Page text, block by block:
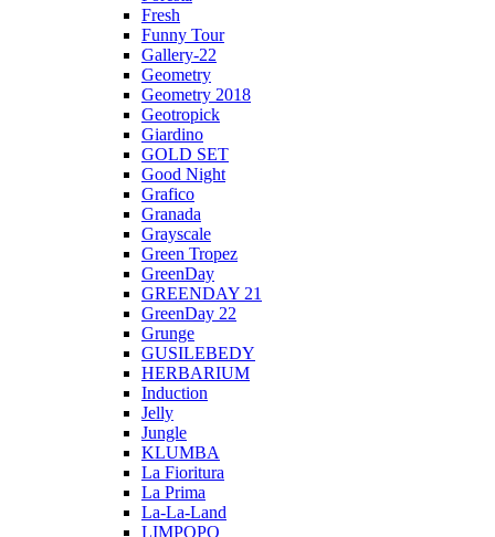
Fresh
Funny Tour
Gallery-22
Geometry
Geometry 2018
Geotropick
Giardino
GOLD SET
Good Night
Grafico
Granada
Grayscale
Green Tropez
GreenDay
GREENDAY 21
GreenDay 22
Grunge
GUSILEBEDY
HERBARIUM
Induction
Jelly
Jungle
KLUMBA
La Fioritura
La Prima
La-La-Land
LIMPOPO